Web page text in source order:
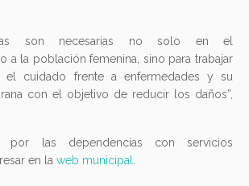
son necesarias no solo en el
a la población femenina, sino para trabajar
el cuidado frente a enfermedades y su
con el objetivo de reducir los daños”,
por las dependencias con servicios
en la web municipal